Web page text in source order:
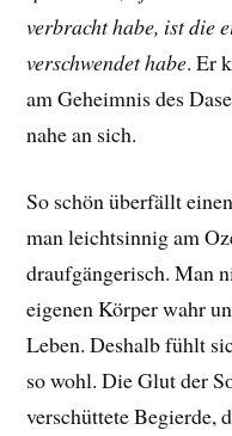
verbracht habe, ist die
verschwendet habe. Er
am Geheimnis des
nahe an sich.
So schön überfällt
man leichtsinnig am
draufgängerisch. Man
eigenen Körper wahr
Leben. Deshalb fühlt
so wohl. Die Glut der
verschüttete Begierde,